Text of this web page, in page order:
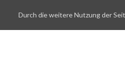
Durch die weitere Nutzung der